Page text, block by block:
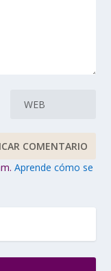
Aprende cómo se